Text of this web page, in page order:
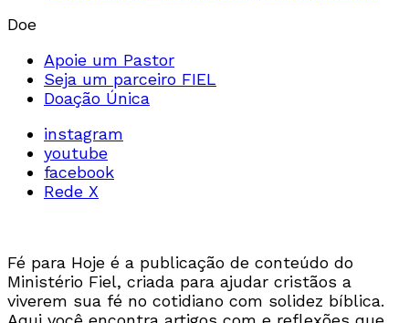
Doe
Apoie um Pastor
Seja um parceiro FIEL
Doação Única
instagram
youtube
facebook
Rede X
Fé para Hoje é a publicação de conteúdo do
Ministério Fiel, criada para ajudar cristãos a
viverem sua fé no cotidiano com solidez bíblica.